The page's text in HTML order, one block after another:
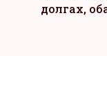
долгах,